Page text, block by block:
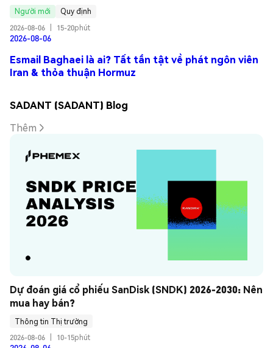
Người mới
Quy định
2026-08-06
15-20phút
2026-08-06
Esmail Baghaei là ai? Tất tần tật về phát ngôn viên
Iran & thỏa thuận Hormuz
SADANT (SADANT) Blog
Thêm
Dự đoán giá cổ phiếu SanDisk (SNDK) 2026-2030: Nên
mua hay bán?
Thông tin Thị trường
2026-08-06
10-15phút